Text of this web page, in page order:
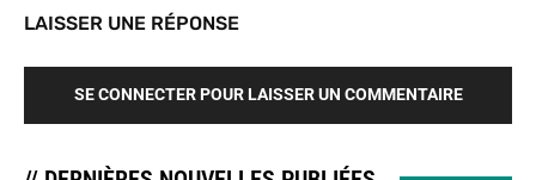
LAISSER UNE RÉPONSE
SE CONNECTER POUR LAISSER UN COMMENTAIRE